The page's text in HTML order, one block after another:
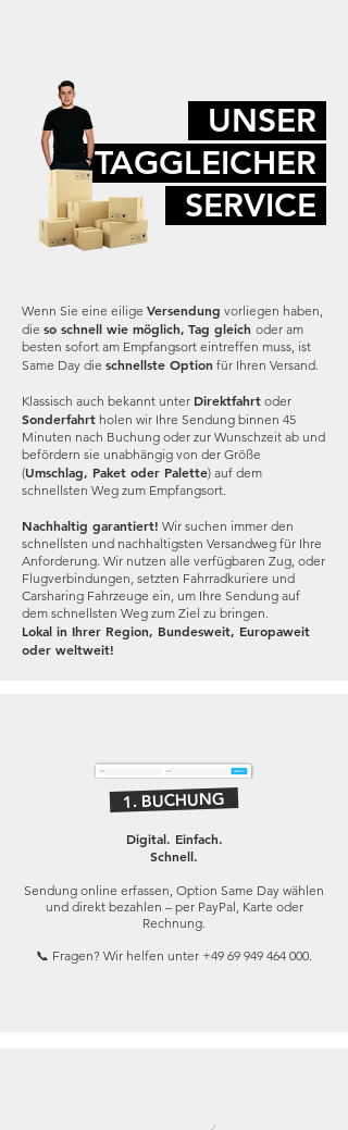
UNSER
TAGGLEICHER
SERVICE
Wenn Sie eine eilige Versendung vorliegen haben,
die so schnell wie möglich, Tag gleich oder am
besten sofort am Empfangsort eintreffen muss, ist
Same Day die schnellste Option für Ihren Versand.
Klassisch auch bekannt unter Direktfahrt oder
Sonderfahrt holen wir Ihre Sendung binnen 45
Minuten nach Buchung oder zur Wunschzeit ab und
befördern sie unabhängig von der Größe
(Umschlag, Paket oder Palette) auf dem
schnellsten Weg zum Empfangsort.
Nachhaltig garantiert! Wir suchen immer den
schnellsten und nachhaltigsten Versandweg für Ihre
Anforderung. Wir nutzen alle verfügbaren Zug, oder
Flugverbindungen, setzten Fahrradkuriere und
Carsharing Fahrzeuge ein, um Ihre Sendung auf
dem schnellsten Weg zum Ziel zu bringen.
Lokal in Ihrer Region, Bundesweit, Europaweit
oder weltweit!
1. BUCHUNG
Digital. Einfach.
Schnell.
Sendung online erfassen, Option Same Day wählen
und direkt bezahlen – per PayPal, Karte oder
Rechnung.
📞 Fragen? Wir helfen unter +49 69 949 464 000.